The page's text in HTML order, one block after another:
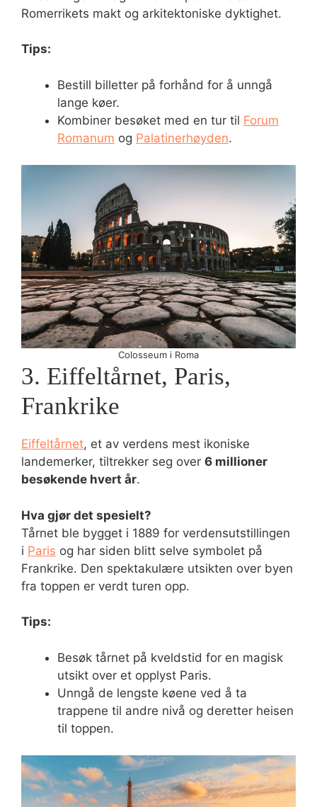
Romerrikets makt og arkitektoniske dyktighet.
Tips:
Bestill billetter på forhånd for å unngå
lange køer.
Kombiner besøket med en tur til Forum
Romanum og Palatinerhøyden.
Colosseum i Roma
3. Eiffeltårnet, Paris,
Frankrike
Eiffeltårnet, et av verdens mest ikoniske
landemerker, tiltrekker seg over 6 millioner
besøkende hvert år.
Hva gjør det spesielt?
Tårnet ble bygget i 1889 for verdensutstillingen
i Paris og har siden blitt selve symbolet på
Frankrike. Den spektakulære utsikten over byen
fra toppen er verdt turen opp.
Tips:
Besøk tårnet på kveldstid for en magisk
utsikt over et opplyst Paris.
Unngå de lengste køene ved å ta
trappene til andre nivå og deretter heisen
til toppen.